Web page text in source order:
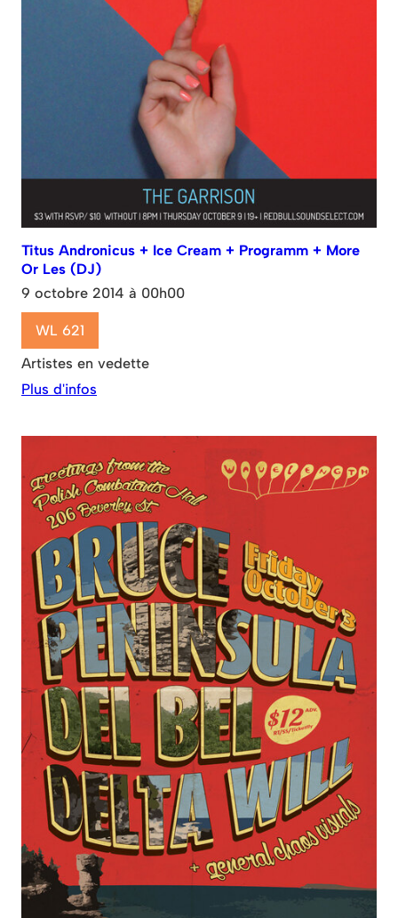
Titus Andronicus + Ice Cream + Programm + More
Or Les (DJ)
9 octobre 2014 à 00h00
WL 621
Artistes en vedette
Plus d'infos